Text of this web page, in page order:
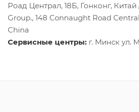
Роад Централ, 18Б, Гонконг,
Group., 148 Connaught Road
China
Сервисные центры: г. Минск ул.